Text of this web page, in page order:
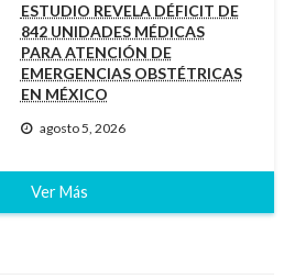
ESTUDIO REVELA DÉFICIT DE
842 UNIDADES MÉDICAS
PARA ATENCIÓN DE
EMERGENCIAS OBSTÉTRICAS
EN MÉXICO
agosto 5, 2026
Ver Más